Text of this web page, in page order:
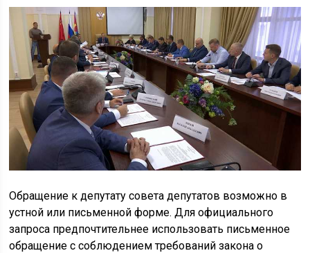
Обращение к депутату совета депутатов возможно в
устной или письменной форме. Для официального
запроса предпочтительнее использовать письменное
обращение с соблюдением требований закона о